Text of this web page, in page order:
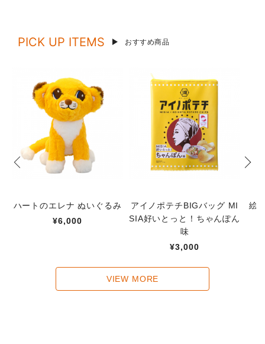
PICK UP ITEMS おすすめ商品
ハートのエレナ ぬいぐるみ
¥6,000
アイノポテチBIGバッグ MI
SIA好いとっと！ちゃんぽん
味
¥3,000
絵
VIEW MORE